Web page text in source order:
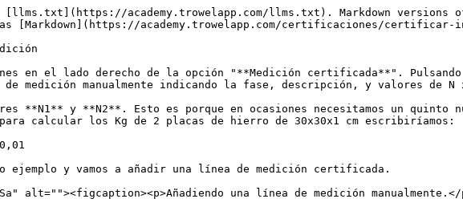
[llms.txt](https://academy.trowelapp.com/llms.txt). Markdown versions
[Markdown](https://academy.trowelapp.com/certificaciones/certificar-
en el lado derecho de la opción "**Medición certificada**".
medición manualmente indicando la fase, descripción, y valores de
**N1** y **N2**. Esto es porque en ocasiones necesitamos un
calcular los Kg de 2 placas de hierro de 30x30x1 cm escribiríamos:
ejemplo y vamos a añadir una línea de medición certificada.
alt=""><figcaption><p>Añadiendo una línea de medición